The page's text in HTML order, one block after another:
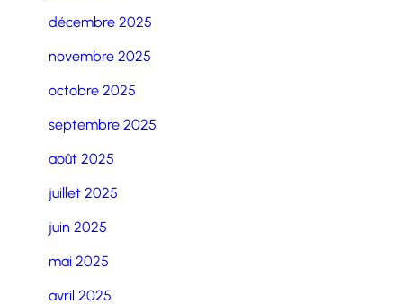
décembre 2025
novembre 2025
octobre 2025
septembre 2025
août 2025
juillet 2025
juin 2025
mai 2025
avril 2025